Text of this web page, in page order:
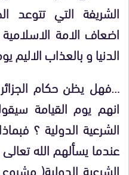
الشريفة التي تتوعد
اضعاف الامة
الدنيا و بالعذاب الاليم
…فهل يظن حكام
انهم يوم القيامة
الشرعية الدولية ؟
عندما يسألهم الله
الشرعية الدولية(